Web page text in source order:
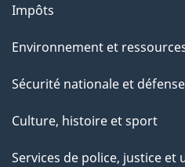
Impôts
Environnement et
Sécurité nationale et défense
Culture, histoire et sport
Services de police, justice et